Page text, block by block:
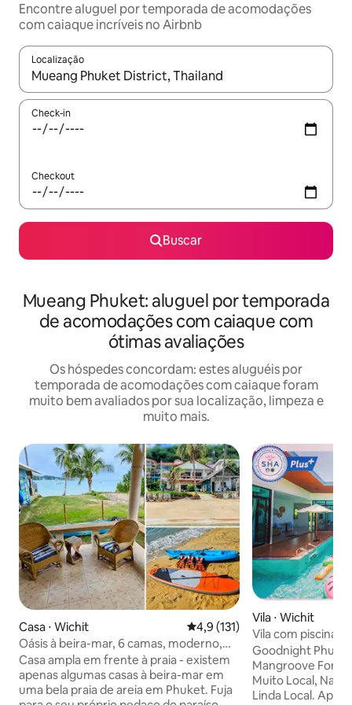
Encontre aluguel por temporada de acomodações
com caiaque incríveis no Airbnb
Localização
Quando os resultados estiverem disponíveis, explore-os
Check-in
Checkout
Buscar
Mueang Phuket: aluguel por temporada
de acomodações com caiaque com
ótimas avaliações
Os hóspedes concordam: estes aluguéis por
temporada de acomodações com caiaque foram
muito bem avaliados por sua localização, limpeza e
muito mais.
Casa ⋅ Wichit 4,9 de uma avaliação média de
4,9 (131)
Oásis à beira-mar, 6 camas, moderno,
térreo
Casa ampla em frente à praia - existem
apenas algumas casas à beira-mar em
uma bela praia de areia em Phuket. Fuja
Vila ⋅ Wichit
Vila com piscina
Goodnight
Mangroove
Muito Local,
Linda Local.